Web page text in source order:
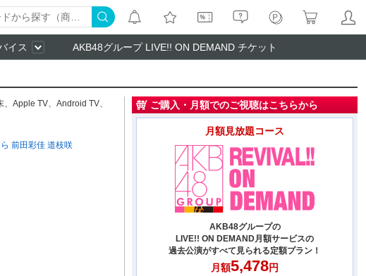
イス AKB48グループ LIVE!! ON DEMAND チケット
、 Apple TV、 Android TV、
前田彩佳 道枝咲
ご購入・月額でのご視聴はこちらから
月額見放題コース
AKB48グループの
LIVE!! ON DEMAND月額サービスの
過去公演がすべて見られる定額プラン！
月額5,478円